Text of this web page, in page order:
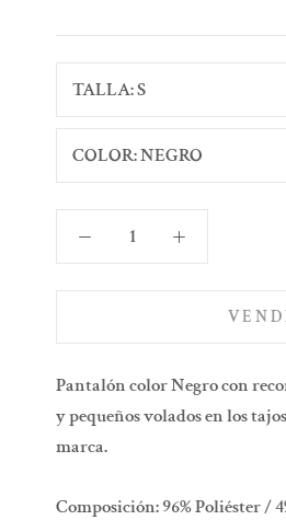
TALLA:S
COLOR:NEGRO
Pantalón color Negro con
y pequeños volados en los
marca.
Composición: 96% Poliéster /